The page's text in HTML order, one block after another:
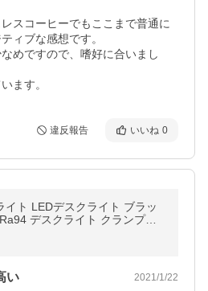
スコーヒーでもここまで普通に
ィブな感想です。
めですので、嗜好に合いまし
ます。
違反報告 いいね 0
イト LEDデスクライト ブラッ
デスクライト クランプ式
い 学習用 読書用 作業用 アー
ライト 3年保証
い 2021/1/22